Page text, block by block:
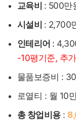
교육비 : 500만
시설비 : 2,700
인테리어 :
-10평기준, 추
물품보증비 :
로열티 : 월 10
총 창업비용: